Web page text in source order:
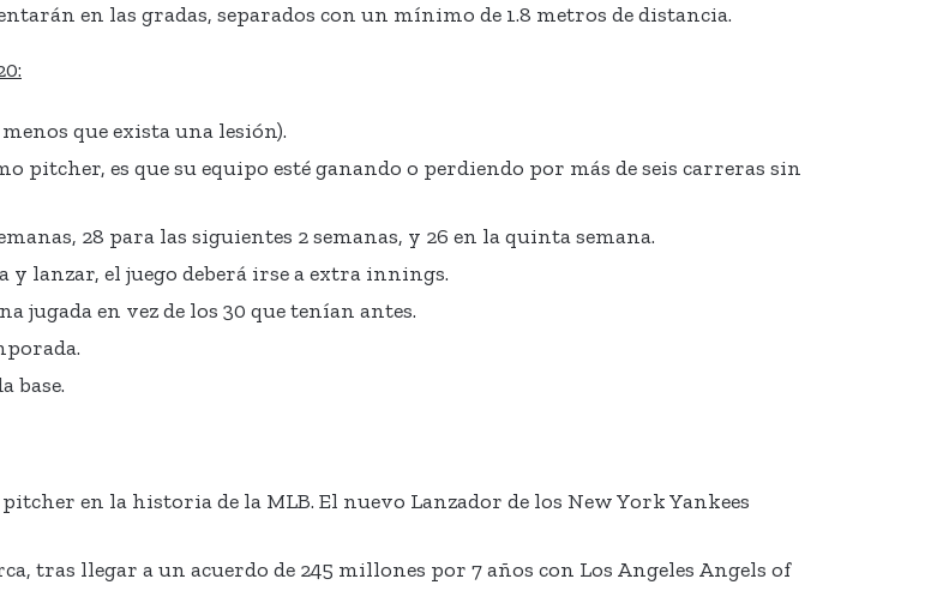
en las gradas, separados con un mínimo de 1.8 metros de distancia.
que exista una lesión).
pitcher, es que su equipo esté ganando o perdiendo por más de seis carreras sin
28 para las siguientes 2 semanas, y 26 en la quinta semana.
lanzar, el juego deberá irse a extra innings.
jugada en vez de los 30 que tenían antes.
base.
en la historia de la MLB. El nuevo Lanzador de los New York Yankees
tras llegar a un acuerdo de 245 millones por 7 años con Los Angeles Angels of